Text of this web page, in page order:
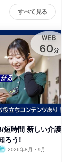
すべて見る
短時間 新しい介護
ろう!
2026年8月・9月